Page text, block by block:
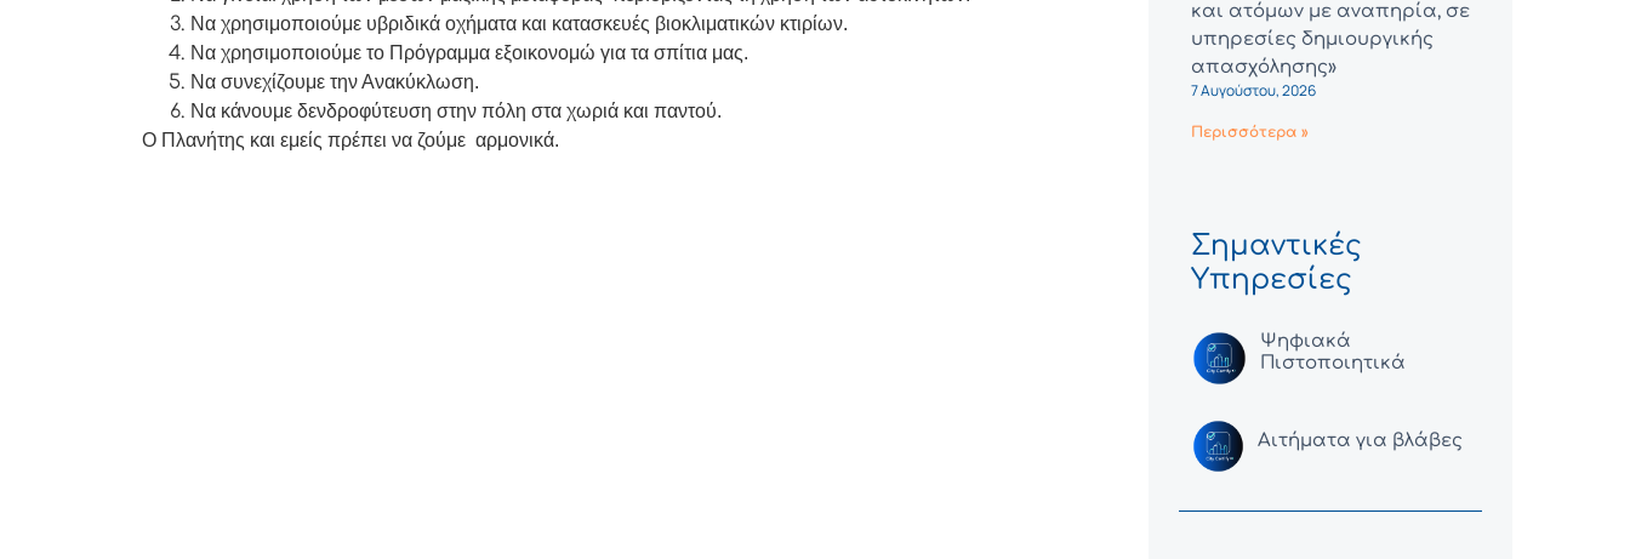
Να χρησιμοποιούμε υβριδικά οχήματα και κατασκευές βιοκλιματικών κτιρίων.
Να χρησιμοποιούμε το Πρόγραμμα εξοικονομώ για τα σπίτια μας.
Να συνεχίζουμε την Ανακύκλωση.
Να κάνουμε δενδροφύτευση στην πόλη στα χωριά και παντού.
Ο Πλανήτης και εμείς πρέπει να ζούμε αρμονικά.
και ατόμων με αναπηρία, σε
υπηρεσίες δημιουργικής
απασχόλησης»
7 Αυγούστου, 2026
Περισσότερα »
Σημαντικές
Υπηρεσίες
Ψηφιακά
Πιστοποιητικά
Αιτήματα για βλάβες